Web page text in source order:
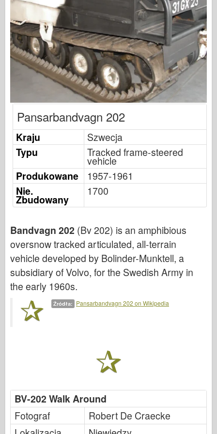
Sygnał eskadry
Tankpower
Ciężarówki & Czołgi
Waffen-Arsenał
Wydawnictwo Militaria
Maquettes
Modele asów
Klub AFV
Airfix
AZ Model
Bronco
Dnepromodel ( Dnepromodel )
Dragon
Eduard
E.T. Model
Drobne formy
Siły Waleczności
Modele IBG
Icm
Italeri
Pansarbandvagn 202
Kraju
Szwecja
Typu
Tracked frame-steered
vehicle
Produkowane
1957-1961
Nie.
Zbudowany
1700
Bandvagn 202 (Bv 202) is an amphibious
oversnow tracked articulated, all-terrain
vehicle developed by Bolinder-Munktell, a
subsidiary of Volvo, for the Swedish Army in
the early 1960s.
Źródła: Pansarbandvagn 202 on Wikipedia
BV-202 Walk Around
Fotograf
Robert De Craecke